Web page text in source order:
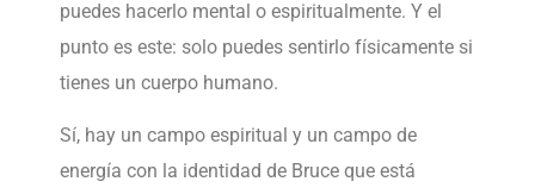
puedes hacerlo mental o espiritualmente. Y el
punto es este: solo puedes sentirlo físicamente si
tienes un cuerpo humano.
Sí, hay un campo espiritual y un campo de
energía con la identidad de Bruce que está